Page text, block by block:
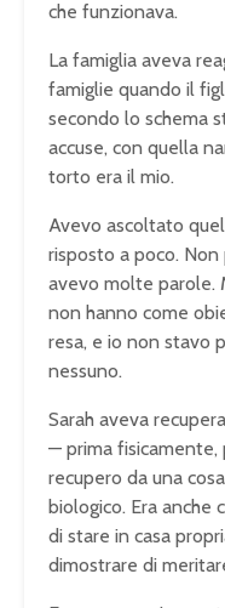
che funzionava.
La famiglia aveva
famiglie quando il
secondo lo schema
accuse, con quella
torto era il mio.
Avevo ascoltato
risposto a poco.
avevo molte parole.
non hanno come
resa, e io non stavo
nessuno.
Sarah aveva
— prima
recupero da una
biologico. Era anche
di stare in casa
dimostrare di